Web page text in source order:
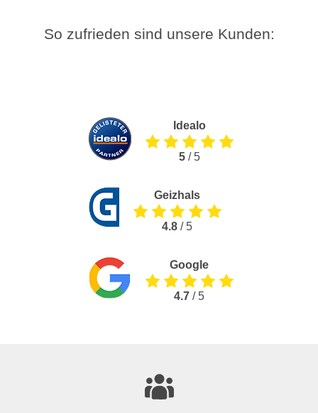
So zufrieden sind unsere Kunden:
Idealo
5/ 5
Geizhals
4.8 / 5
Google
4.7 / 5